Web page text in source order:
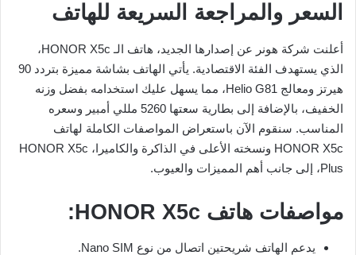
السعر والمراجعة السريعة للهاتف
أعلنت شركة هونر عن إصدارها الجديد، هاتف الـ HONOR X5c،
الذي يستهدف الفئة الاقتصادية. يأتي الهاتف بشاشة مميزة بتردد 90
هيرتز ومعالج Helio G81، مما يسهل عليك استخدامه بفضل وزنه
الخفيف، بالإضافة إلى بطارية سعتها 5260 مللي أمبير وسعره
المناسب. سنقوم الآن باستعراض المواصفات الكاملة لهاتف
HONOR X5c ونسخته الأعلى في الذاكرة والكاميرا، HONOR X5c
Plus، إلى جانب أهم المميزات والعيوب.
مواصفات هاتف HONOR X5c:
يدعم الهاتف شريحتين اتصال من نوع Nano SIM.